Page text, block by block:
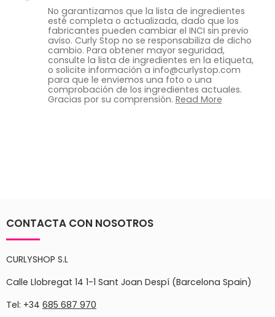
No garantizamos que la lista de ingredientes
esté completa o actualizada, dado que los
fabricantes pueden cambiar el INCI sin previo
aviso. Curly Stop no se responsabiliza de dicho
cambio. Para obtener mayor seguridad,
consulte la lista de ingredientes en la etiqueta,
o solicite información a info@curlystop.com
para que le enviemos una foto o una
comprobación de los ingredientes actuales.
Gracias por su comprensión. Read More
CONTACTA CON NOSOTROS
CURLYSHOP S.L
Calle Llobregat 14 1-1 Sant Joan Despí (Barcelona Spain)
Tel: +34 685 687 970